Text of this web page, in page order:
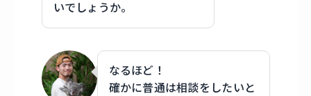
いでしょうか。
なるほど！
確かに普通は相談をしたいと